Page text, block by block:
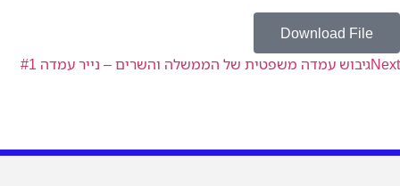
Download
עמדה משפטית של הממשלה והשרים – נייר עמדה #1